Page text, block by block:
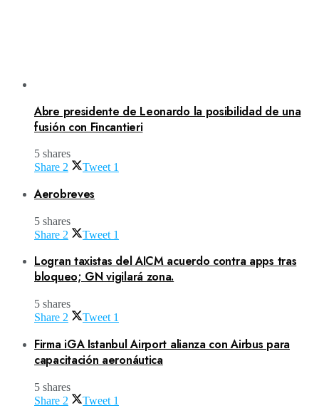
Abre presidente de Leonardo la posibilidad de una
fusión con Fincantieri
5 shares
Share 2 Tweet 1
Aerobreves
5 shares
Share 2 Tweet 1
Logran taxistas del AICM acuerdo contra apps tras
bloqueo; GN vigilará zona.
5 shares
Share 2 Tweet 1
Firma iGA Istanbul Airport alianza con Airbus para
capacitación aeronáutica
5 shares
Share 2 Tweet 1